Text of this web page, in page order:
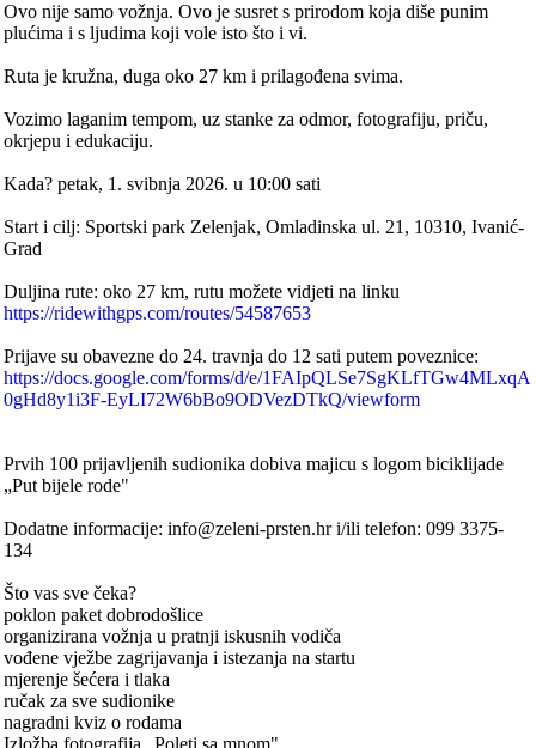
Ovo nije samo vožnja. Ovo je susret s prirodom koja diše punim
plućima i s ljudima koji vole isto što i vi.
Ruta je kružna, duga oko 27 km i prilagođena svima.
Vozimo laganim tempom, uz stanke za odmor, fotografiju, priču,
okrjepu i edukaciju.
Kada? petak, 1. svibnja 2026. u 10:00 sati
Start i cilj: Sportski park Zelenjak, Omladinska ul. 21, 10310, Ivanić-
Grad
Duljina rute: oko 27 km, rutu možete vidjeti na linku
https://ridewithgps.com/routes/54587653
Prijave su obavezne do 24. travnja do 12 sati putem poveznice:
https://docs.google.com/forms/d/e/1FAIpQLSe7SgKLfTGw4MLxqA
0gHd8y1i3F-EyLI72W6bBo9ODVezDTkQ/viewform
Prvih 100 prijavljenih sudionika dobiva majicu s logom biciklijade
„Put bijele rode"
Dodatne informacije: info@zeleni-prsten.hr i/ili telefon: 099 3375-
134
Što vas sve čeka?
poklon paket dobrodošlice
organizirana vožnja u pratnji iskusnih vodiča
vođene vježbe zagrijavanja i istezanja na startu
mjerenje šećera i tlaka
ručak za sve sudionike
nagradni kviz o rodama
Izložba fotografija „Poleti sa mnom"